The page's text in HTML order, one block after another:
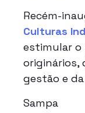
Recém-
Culturas
estimular o
originários,
gestão e
Sampa